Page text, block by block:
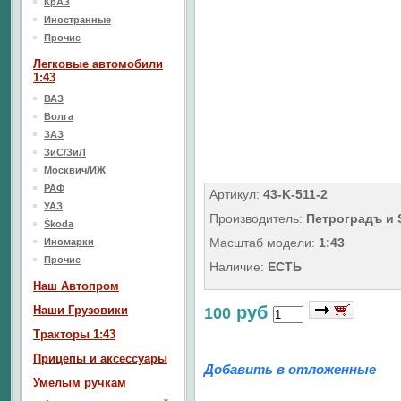
Артикул: 43-K-511-2
Производитель: Петроградъ и
Масштаб модели: 1:43
Наличие: ЕСТЬ
100 руб
Добавить в отложенные
Иностранные
Прочие
Легковые автомобили
1:43
ВАЗ
Волга
ЗАЗ
ЗиС/ЗиЛ
Москвич/ИЖ
РАФ
УАЗ
Škoda
Иномарки
Прочие
Наш Aвтопром
Наши Грузовики
Тракторы 1:43
Прицепы и аксессуары
Умелым ручкам